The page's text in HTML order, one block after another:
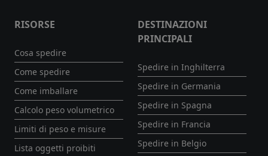
RISORSE
Cosa spedire
Come spedire
Come imballare
Calcolo peso volumetrico
Limiti di peso e misure
Lista oggetti proibiti
DESTINAZIONI
PRINCIPALI
Spedire in Inghilterra
Spedire in Germania
Spedire in Spagna
Spedire in Francia
Spedire in Belgio